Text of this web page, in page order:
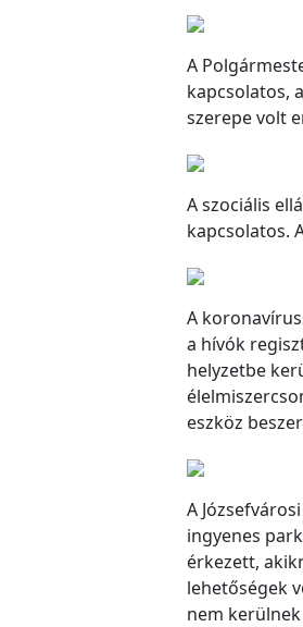
A
kapcsolatos,
szerepe volt
A szociális
kapcsolatos.
A
a hívók
helyzetbe
eszköz
A
ingyenes
érkezett,
lehetőségek
nem